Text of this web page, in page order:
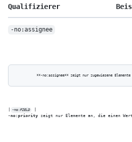
Qualifizierer
-no:assignee
-no:FIELD
-no:priority zeigt nur Elemente an, die einen